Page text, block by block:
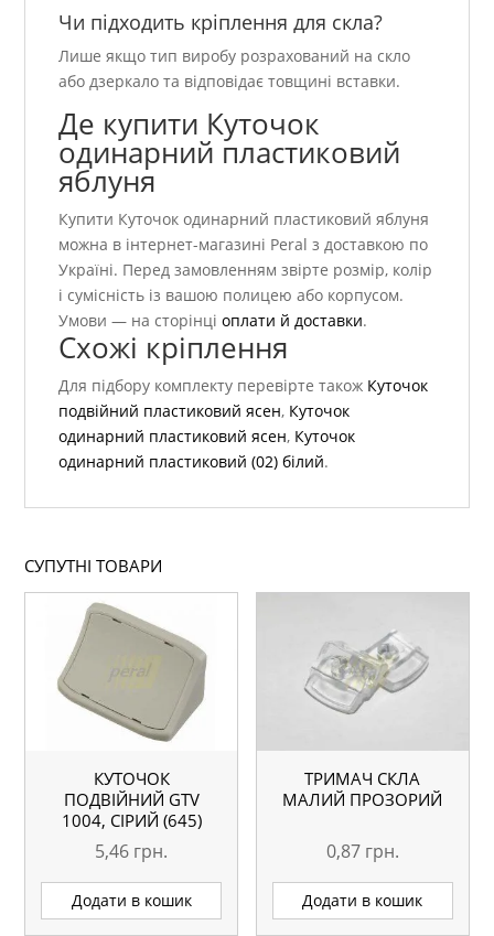
Чи підходить кріплення для скла?
Лише якщо тип виробу розрахований на скло
або дзеркало та відповідає товщині вставки.
Де купити Куточок
одинарний пластиковий
яблуня
Купити Куточок одинарний пластиковий яблуня
можна в інтернет-магазині Peral з доставкою по
Україні. Перед замовленням звірте розмір, колір
і сумісність із вашою полицею або корпусом.
Умови — на сторінціоплати й доставки.
Схожі кріплення
Для підбору комплекту перевірте також Куточок
подвійний пластиковий ясен, Куточок
одинарний пластиковий ясен, Куточок
одинарний пластиковий (02) білий.
СУПУТНІ ТОВАРИ
КУТОЧОК
ПОДВІЙНИЙ GTV
1004, СІРИЙ (645)
5,46 грн.
Додати в кошик
ТРИМАЧ СКЛА
МАЛИЙ ПРОЗОРИЙ
0,87 грн.
Додати в кошик